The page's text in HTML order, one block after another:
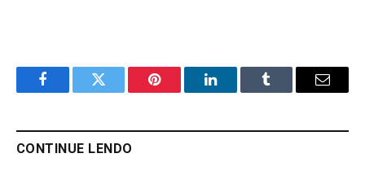
FacebookTwitter Pinterest LinkedInTumblr Email
CONTINUE LENDO